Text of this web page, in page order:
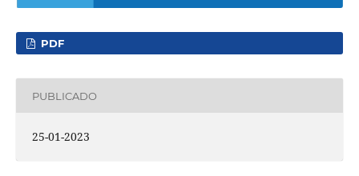
PDF
PUBLICADO
25-01-2023